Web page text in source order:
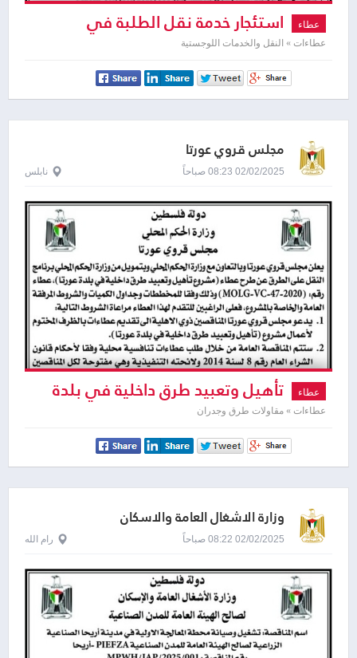
عطاء استئجار خدمة نقل الطلبة في
التجمعات البدوية
عطاءات » النقل والخدمات اللوجستية
مجلس قروي عورتا
02/02/2025 08:23 صباحاً نابلس
عطاء تأهيل وتعبيد طرق داخلية في بلدة
عورتا
عطاءات » مقاولات طرق وجدران
وزارة الاشغال العامة والاسكان
02/02/2025 08:22 صباحاً رام الله